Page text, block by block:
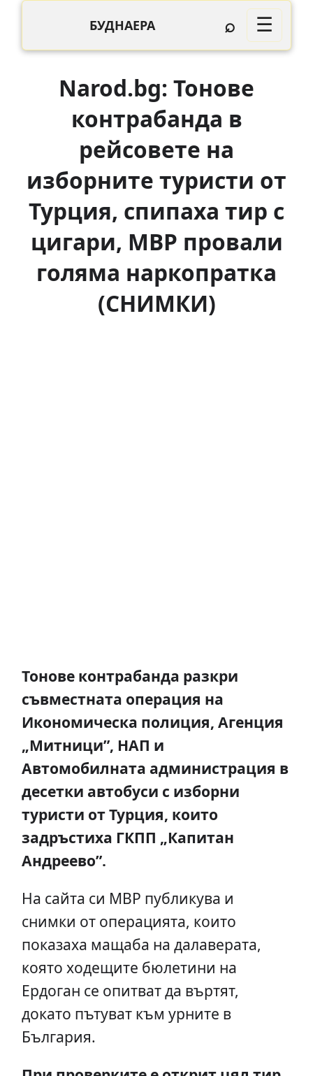
БУДНАЕРА ⌕ ☰
Narod.bg: Тонове
контрабанда в
рейсовете на
изборните туристи от
Турция, спипаха тир с
цигари, МВР провали
голяма наркопратка
(СНИМКИ)
Тонове контрабанда разкри
съвместната операция на
Икономическа полиция, Агенция
„Митници”, НАП и
Автомобилната администрация в
десетки автобуси с изборни
туристи от Турция, които
задръстиха ГКПП „Капитан
Андреево”.
На сайта си МВР публикува и
снимки от операцията, които
показаха мащаба на далаверата,
която ходещите бюлетини на
Ердоган се опитват да въртят,
докато пътуват към урните в
България.